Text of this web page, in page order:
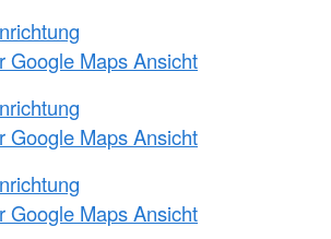
Google Maps Ansicht
Google Maps Ansicht
Google Maps Ansicht